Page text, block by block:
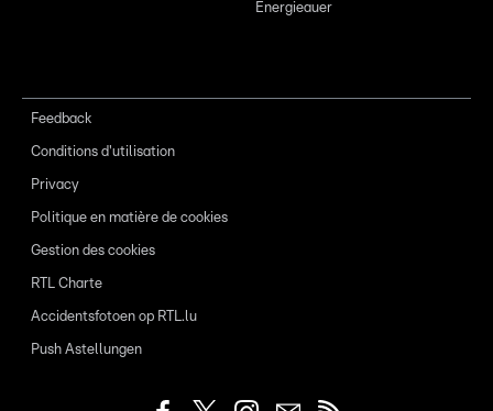
Energieauer
Feedback
Conditions d'utilisation
Privacy
Politique en matière de cookies
Gestion des cookies
RTL Charte
Accidentsfotoen op RTL.lu
Push Astellungen